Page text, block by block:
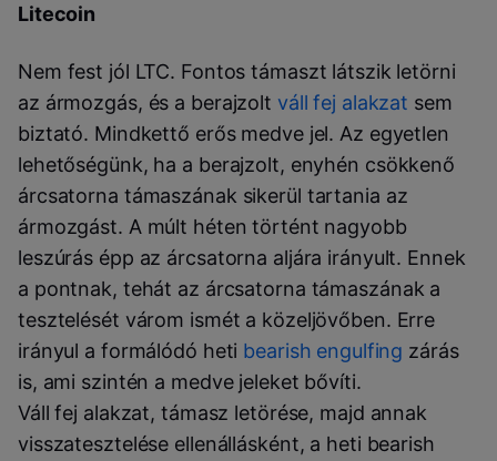
Litecoin
Nem fest jól LTC. Fontos támaszt látszik letörni
az ármozgás, és a berajzolt váll fej alakzat sem
biztató. Mindkettő erős medve jel. Az egyetlen
lehetőségünk, ha a berajzolt, enyhén csökkenő
árcsatorna támaszának sikerül tartania az
ármozgást. A múlt héten történt nagyobb
leszúrás épp az árcsatorna aljára irányult. Ennek
a pontnak, tehát az árcsatorna támaszának a
tesztelését várom ismét a közeljövőben. Erre
irányul a formálódó heti bearish engulfing zárás
is, ami szintén a medve jeleket bővíti.
Váll fej alakzat, támasz letörése, majd annak
visszatesztelése ellenállásként, a heti bearish